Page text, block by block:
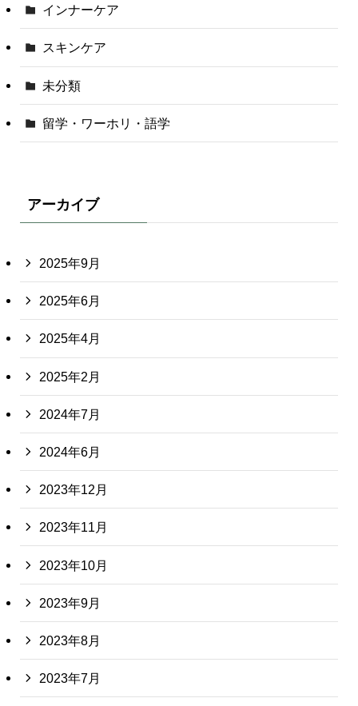
インナーケア
スキンケア
未分類
留学・ワーホリ・語学
アーカイブ
2025年9月
2025年6月
2025年4月
2025年2月
2024年7月
2024年6月
2023年12月
2023年11月
2023年10月
2023年9月
2023年8月
2023年7月